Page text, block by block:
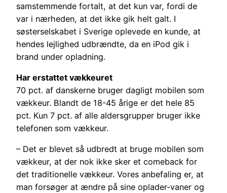
samstemmende fortalt, at det kun var, fordi de
var i nærheden, at det ikke gik helt galt. I
søsterselskabet i Sverige oplevede en kunde, at
hendes lejlighed udbrændte, da en iPod gik i
brand under opladning.
Har erstattet vækkeuret
70 pct. af danskerne bruger dagligt mobilen som
vækkeur. Blandt de 18-45 årige er det hele 85
pct. Kun 7 pct. af alle aldersgrupper bruger ikke
telefonen som vækkeur.
– Det er blevet så udbredt at bruge mobilen som
vækkeur, at der nok ikke sker et comeback for
det traditionelle vækkeur. Vores anbefaling er, at
man forsøger at ændre på sine oplader-vaner og